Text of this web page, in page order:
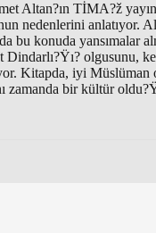
Altan?ın TİMA?ž
nedenlerini anlatıyor.
konuda yansımalar
Dindarlı?Ÿı? olgusunu,
Kitapda, iyi Müslüman
bir kültür